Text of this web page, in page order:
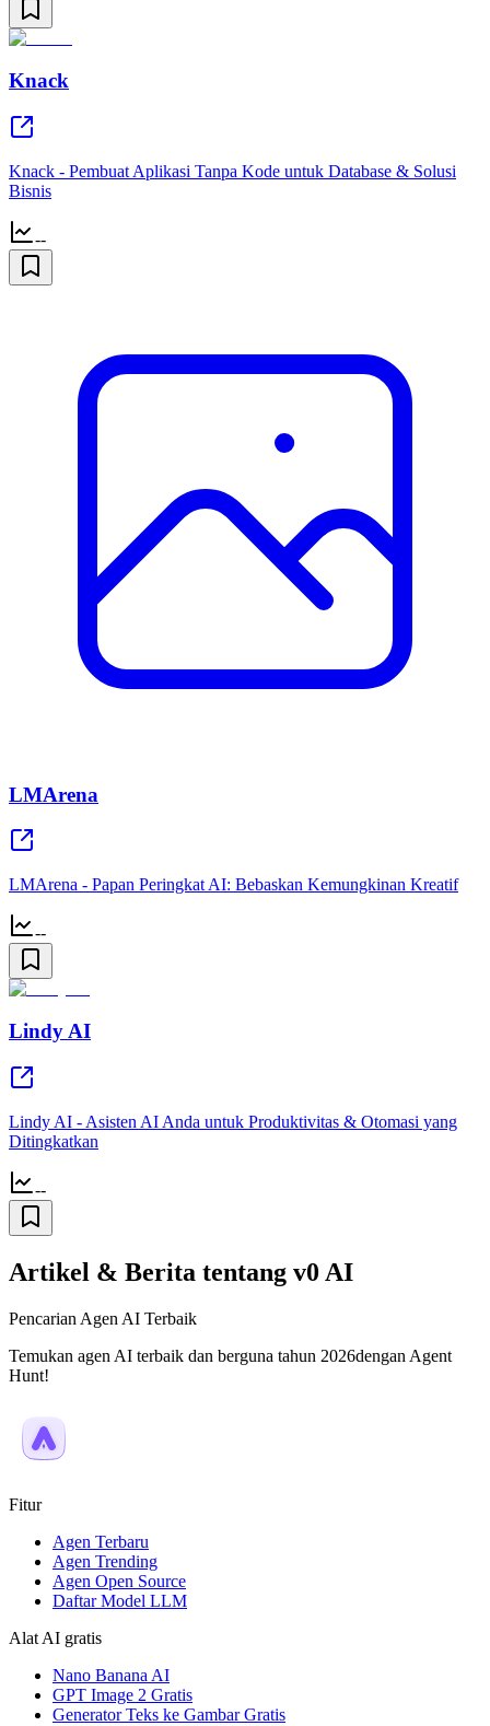
Knack
Knack - Pembuat Aplikasi Tanpa Kode untuk Database & Solusi
Bisnis
--
LMArena
LMArena - Papan Peringkat AI: Bebaskan Kemungkinan Kreatif
--
Lindy AI
Lindy AI - Asisten AI Anda untuk Produktivitas & Otomasi yang
Ditingkatkan
--
Artikel & Berita tentang v0 AI
Pencarian Agen AI Terbaik
Temukan agen AI terbaik dan berguna tahun 2026dengan Agent
Hunt!
Fitur
Agen Terbaru
Agen Trending
Agen Open Source
Daftar Model LLM
Alat AI gratis
Nano Banana AI
GPT Image 2 Gratis
Generator Teks ke Gambar Gratis